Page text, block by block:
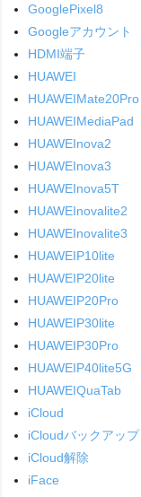
GooglePixel8
Googleアカウント
HDMI端子
HUAWEI
HUAWEIMate20Pro
HUAWEIMediaPad
HUAWEInova2
HUAWEInova3
HUAWEInova5T
HUAWEInovalite2
HUAWEInovalite3
HUAWEIP10lite
HUAWEIP20lite
HUAWEIP20Pro
HUAWEIP30lite
HUAWEIP30Pro
HUAWEIP40lite5G
HUAWEIQuaTab
iCloud
iCloudバックアップ
iCloud解除
iFace